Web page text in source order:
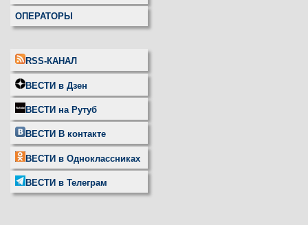
ОПЕРАТОРЫ
RSS-КАНАЛ
ВЕСТИ в Дзен
ВЕСТИ на Рутуб
ВЕСТИ В контакте
ВЕСТИ в Одноклассниках
ВЕСТИ в Телеграм